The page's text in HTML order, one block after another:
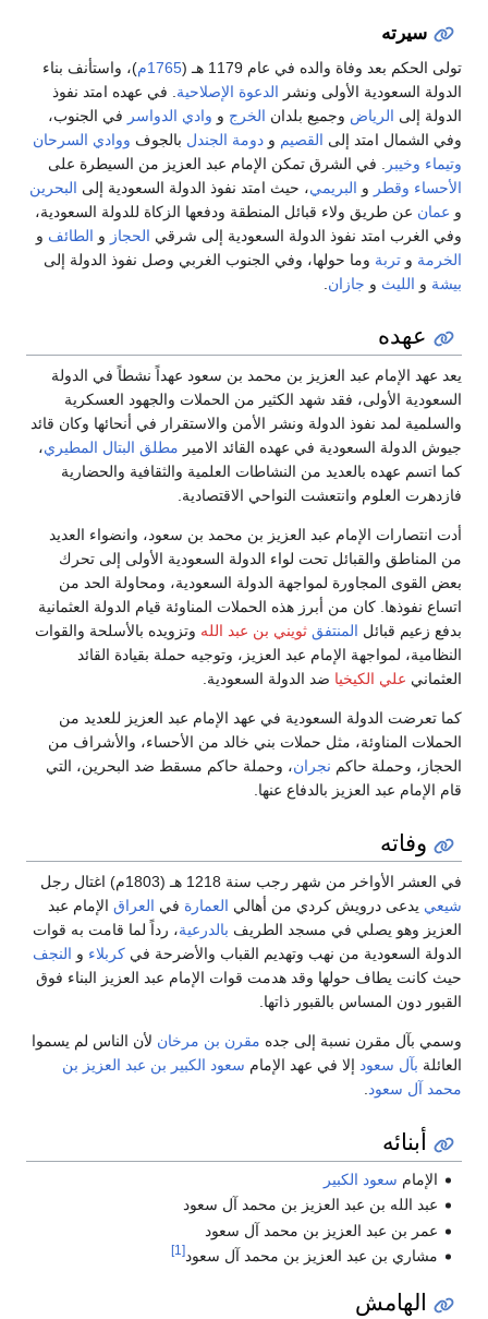
سيرته
تولى الحكم بعد وفاة والده في عام 1179 هـ ( 1765م
)، واستأنف بناء
الدولة السعودية الأولى ونشر الدعوة الإصلاحية . في عهده امتد نفوذ
الدولة إلى الرياض وجميع بلدان الخرج و وادي الدواسر في الجنوب،
وفي الشمال امتد إلى القصيم و دومة الجندل بالجوف ووادي السرحان
وتيماء وخيبر
. في الشرق تمكن الإمام عبد العزيز من السيطرة على
الأحساء وقطر و البريمي، حيث امتد نفوذ الدولة السعودية إلى البحرين
و عمان عن طريق ولاء قبائل المنطقة ودفعها الزكاة للدولة السعودية،
وفي الغرب امتد نفوذ الدولة السعودية إلى شرقي الحجاز و الطائف و
الخرمة و تربة وما حولها، وفي الجنوب الغربي وصل نفوذ الدولة إلى
بيشة و الليث و جازان
عهده
يعد عهد الإمام عبد العزيز بن محمد بن سعود عهداً نشطاً في الدولة
السعودية الأولى، فقد شهد الكثير من الحملات والجهود العسكرية
والسلمية لمد نفوذ الدولة ونشر الأمن والاستقرار في أنحائها وكان قائد
جيوش الدولة السعودية في عهده القائد الامير مطلق البتال المطيري،
كما اتسم عهده بالعديد من النشاطات العلمية والثقافية والحضارية
فازدهرت العلوم وانتعشت النواحي الاقتصادية.
أدت انتصارات الإمام عبد العزيز بن محمد بن سعود، وانضواء العديد
من المناطق والقبائل تحت لواء الدولة السعودية الأولى إلى تحرك
بعض القوى المجاورة لمواجهة الدولة السعودية، ومحاولة الحد من
اتساع نفوذها. كان من أبرز هذه الحملات المناوئة قيام الدولة العثمانية
بدفع زعيم قبائل المنتفق ثويني بن عبد الله وتزويده بالأسلحة والقوات
النظامية، لمواجهة الإمام عبد العزيز، وتوجيه حملة بقيادة القائد
العثماني علي الكيخيا ضد الدولة السعودية.
كما تعرضت الدولة السعودية في عهد الإمام عبد العزيز للعديد من
الحملات المناوئة، مثل حملات بني خالد من الأحساء، والأشراف من
الحجاز، وحملة حاكم نجران، وحملة حاكم مسقط ضد البحرين، التي
قام الإمام عبد العزيز بالدفاع عنها.
وفاته
في العشر الأواخر من شهر رجب سنة 1218 هـ (1803م) اغتال رجل
شيعي يدعى درويش كردي من أهالي العمارة في العراق الإمام عبد
العزيز وهو يصلي في مسجد الطريف بالدرعية، رداً لما قامت به قوات
الدولة السعودية من نهب وتهديم القباب والأضرحة في كربلاء و النجف
حيث كانت يطاف حولها وقد هدمت قوات الإمام عبد العزيز البناء فوق
القبور دون المساس بالقبور ذاتها.
وسمي بآل مقرن نسبة إلى جده مقرن بن مرخان لأن الناس لم يسموا
العائلة بآل سعود إلا في عهد الإمام سعود الكبير بن عبد العزيز بن
محمد آل سعود.
أبنائه
الإمام سعود الكبير
عبد الله بن عبد العزيز بن محمد آل سعود
عمر بن عبد العزيز بن محمد آل سعود
مشاري بن عبد العزيز بن محمد آل سعود[1]
الهامش